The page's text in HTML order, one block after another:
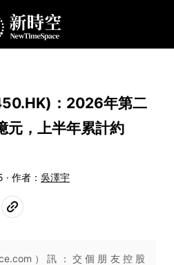
：2026年第二
，上半年累計約
作者： 吳澤宇
）訊：交個朋友控股